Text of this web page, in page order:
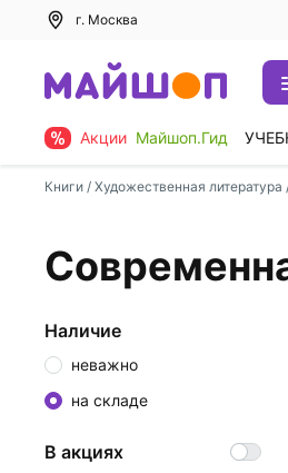
г. Москва
Акции Майшоп.Гид
Книги / Художественная литература
Наличие
неважно
на складе
В акциях